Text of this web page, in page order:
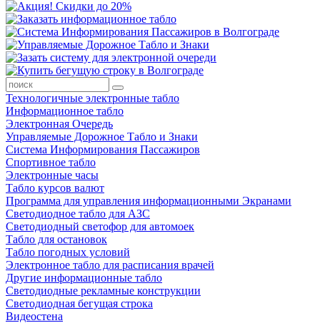
Технологичные электронные табло
Информационное табло
Электронная Очередь
Управляемые Дорожное Табло и Знаки
Система Информирования Пассажиров
Спортивное табло
Электронные часы
Табло курсов валют
Программа для управления информационными Экранами
Светодиодное табло для АЗС
Светодиодный светофор для автомоек
Табло для остановок
Табло погодных условий
Электронное табло для расписания врачей
Другие информационные табло
Светодиодные рекламные конструкции
Светодиодная бегущая строка
Видеостена